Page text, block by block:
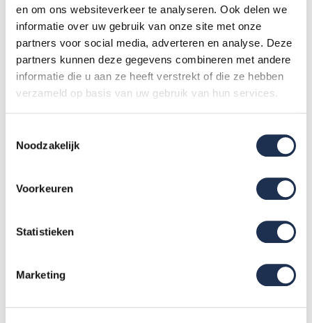
en om ons websiteverkeer te analyseren. Ook delen we
informatie over uw gebruik van onze site met onze
partners voor social media, adverteren en analyse. Deze
partners kunnen deze gegevens combineren met andere
informatie die u aan ze heeft verstrekt of die ze hebben
verzameld op basis van uw gebruik van hun services.
Noodzakelijk
Voorkeuren
Statistieken
Marketing
RSS Dakrandbeveiliging Ladders
Valbeveiliging
Gevelsteigers